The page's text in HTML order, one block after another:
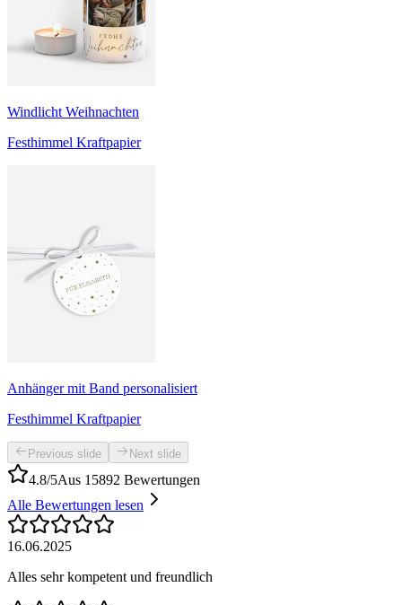
Windlicht Weihnachten
Festhimmel Kraftpapier
Anhänger mit Band personalisiert
Festhimmel Kraftpapier
Previous slide Next slide
4.8/5Aus 15892 Bewertungen
Alle Bewertungen lesen
16.06.2025
Alles sehr kompetent und freundlich